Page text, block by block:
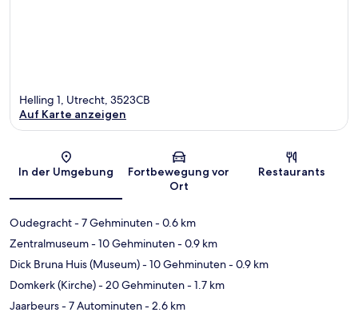
Karte
Helling 1, Utrecht, 3523CB
Auf Karte anzeigen
In der Umgebung
Fortbewegung vor
Ort
Restaurants
Oudegracht- 7 Gehminuten- 0.6 km
Zentralmuseum- 10 Gehminuten- 0.9 km
Dick Bruna Huis (Museum)- 10 Gehminuten- 0.9 km
Domkerk (Kirche)- 20 Gehminuten- 1.7 km
Jaarbeurs- 7 Autominuten- 2.6 km